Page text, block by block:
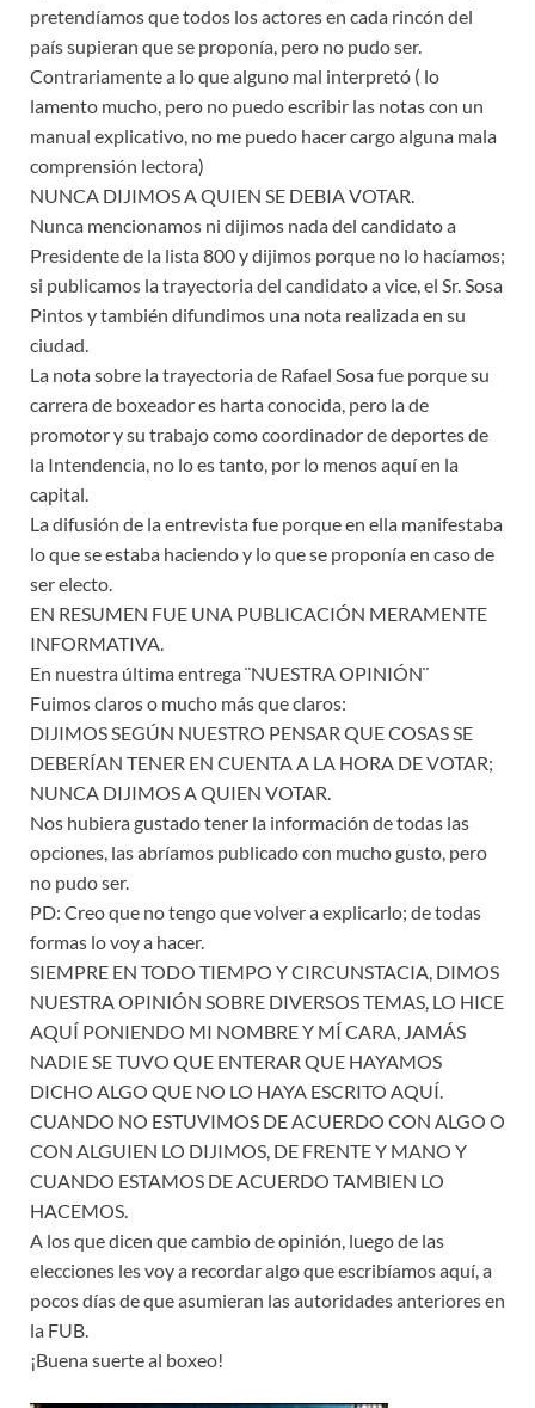
pretendíamos que todos los actores en cada rincón del
país supieran que se proponía, pero no pudo ser.
Contrariamente a lo que alguno mal interpretó ( lo
lamento mucho, pero no puedo escribir las notas con un
manual explicativo, no me puedo hacer cargo alguna mala
comprensión lectora)
NUNCA DIJIMOS A QUIEN SE DEBIA VOTAR.
Nunca mencionamos ni dijimos nada del candidato a
Presidente de la lista 800 y dijimos porque no lo hacíamos;
si publicamos la trayectoria del candidato a vice, el Sr. Sosa
Pintos y también difundimos una nota realizada en su
ciudad.
La nota sobre la trayectoria de Rafael Sosa fue porque su
carrera de boxeador es harta conocida, pero la de
promotor y su trabajo como coordinador de deportes de
la Intendencia, no lo es tanto, por lo menos aquí en la
capital.
La difusión de la entrevista fue porque en ella manifestaba
lo que se estaba haciendo y lo que se proponía en caso de
ser electo.
EN RESUMEN FUE UNA PUBLICACIÓN MERAMENTE
INFORMATIVA.
En nuestra última entrega ¨NUESTRA OPINIÓN¨
Fuimos claros o mucho más que claros:
DIJIMOS SEGÚN NUESTRO PENSAR QUE COSAS SE
DEBERÍAN TENER EN CUENTA A LA HORA DE VOTAR;
NUNCA DIJIMOS A QUIEN VOTAR.
Nos hubiera gustado tener la información de todas las
opciones, las abríamos publicado con mucho gusto, pero
no pudo ser.
PD: Creo que no tengo que volver a explicarlo; de todas
formas lo voy a hacer.
SIEMPRE EN TODO TIEMPO Y CIRCUNSTACIA, DIMOS
NUESTRA OPINIÓN SOBRE DIVERSOS TEMAS, LO HICE
AQUÍ PONIENDO MI NOMBRE Y MÍ CARA, JAMÁS
NADIE SE TUVO QUE ENTERAR QUE HAYAMOS
DICHO ALGO QUE NO LO HAYA ESCRITO AQUÍ.
CUANDO NO ESTUVIMOS DE ACUERDO CON ALGO O
CON ALGUIEN LO DIJIMOS, DE FRENTE Y MANO Y
CUANDO ESTAMOS DE ACUERDO TAMBIEN LO
HACEMOS.
A los que dicen que cambio de opinión, luego de las
elecciones les voy a recordar algo que escribíamos aquí, a
pocos días de que asumieran las autoridades anteriores en
la FUB.
¡Buena suerte al boxeo!